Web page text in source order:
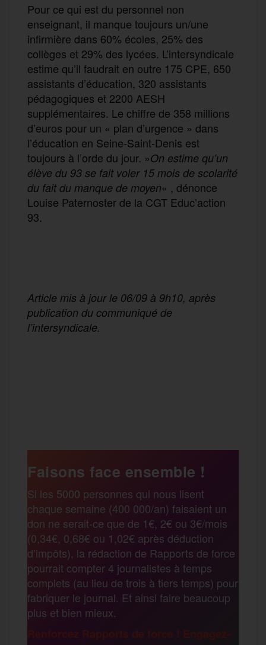
Pour ce qui est du personnel non
enseignant, il manque toujours un/une
infirmière dans 60% écoles, 25% des
collèges et 29% des lycées. L’intersyndicale
estime qu’il faudrait en outre 175 CPE, 650
assistants d’éducation, 320 assistants
pédagogiques et 2200 AESH
supplémentaires. Le chiffre de 358 millions
d’euros pour un « plan d’urgence » dans
l’éducation en Seine-Saint-Denis est
toujours à l’orde du jour. »On estime qu’un
élève du 93 se fait voler 15 mois de scolarité
du fait du manque de moyen« , dénonce
Louise Paternoster de la CGT Educ’action
93.
Article mis à jour le 06/09 à 9h10, après
publication du communiqué de
l’intersyndicale.
b
o
o
k
t
e
r
l
s
a
g
e
m
r
t
a
g
e
Faisons face ensemble !
Si les 5000 personnes qui nous lisent
chaque semaine (400 000/an) faisaient un
don ne serait-ce que de 1€, 2€ ou 3€/mois
(0,34€, 0,68€ ou 1,02€ après déduction
d’impôts), la rédaction de Rapports de force
pourrait compter 4 journalistes à temps
complets (au lieu de trois à tiers temps) pour
fabriquer le journal. Et ainsi faire beaucoup
plus et bien mieux.
Renforcez Rapports de force ! Engagez-